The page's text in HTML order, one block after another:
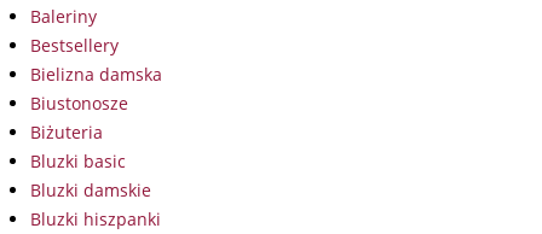
Baleriny
Bestsellery
Bielizna damska
Biustonosze
Biżuteria
Bluzki basic
Bluzki damskie
Bluzki hiszpanki